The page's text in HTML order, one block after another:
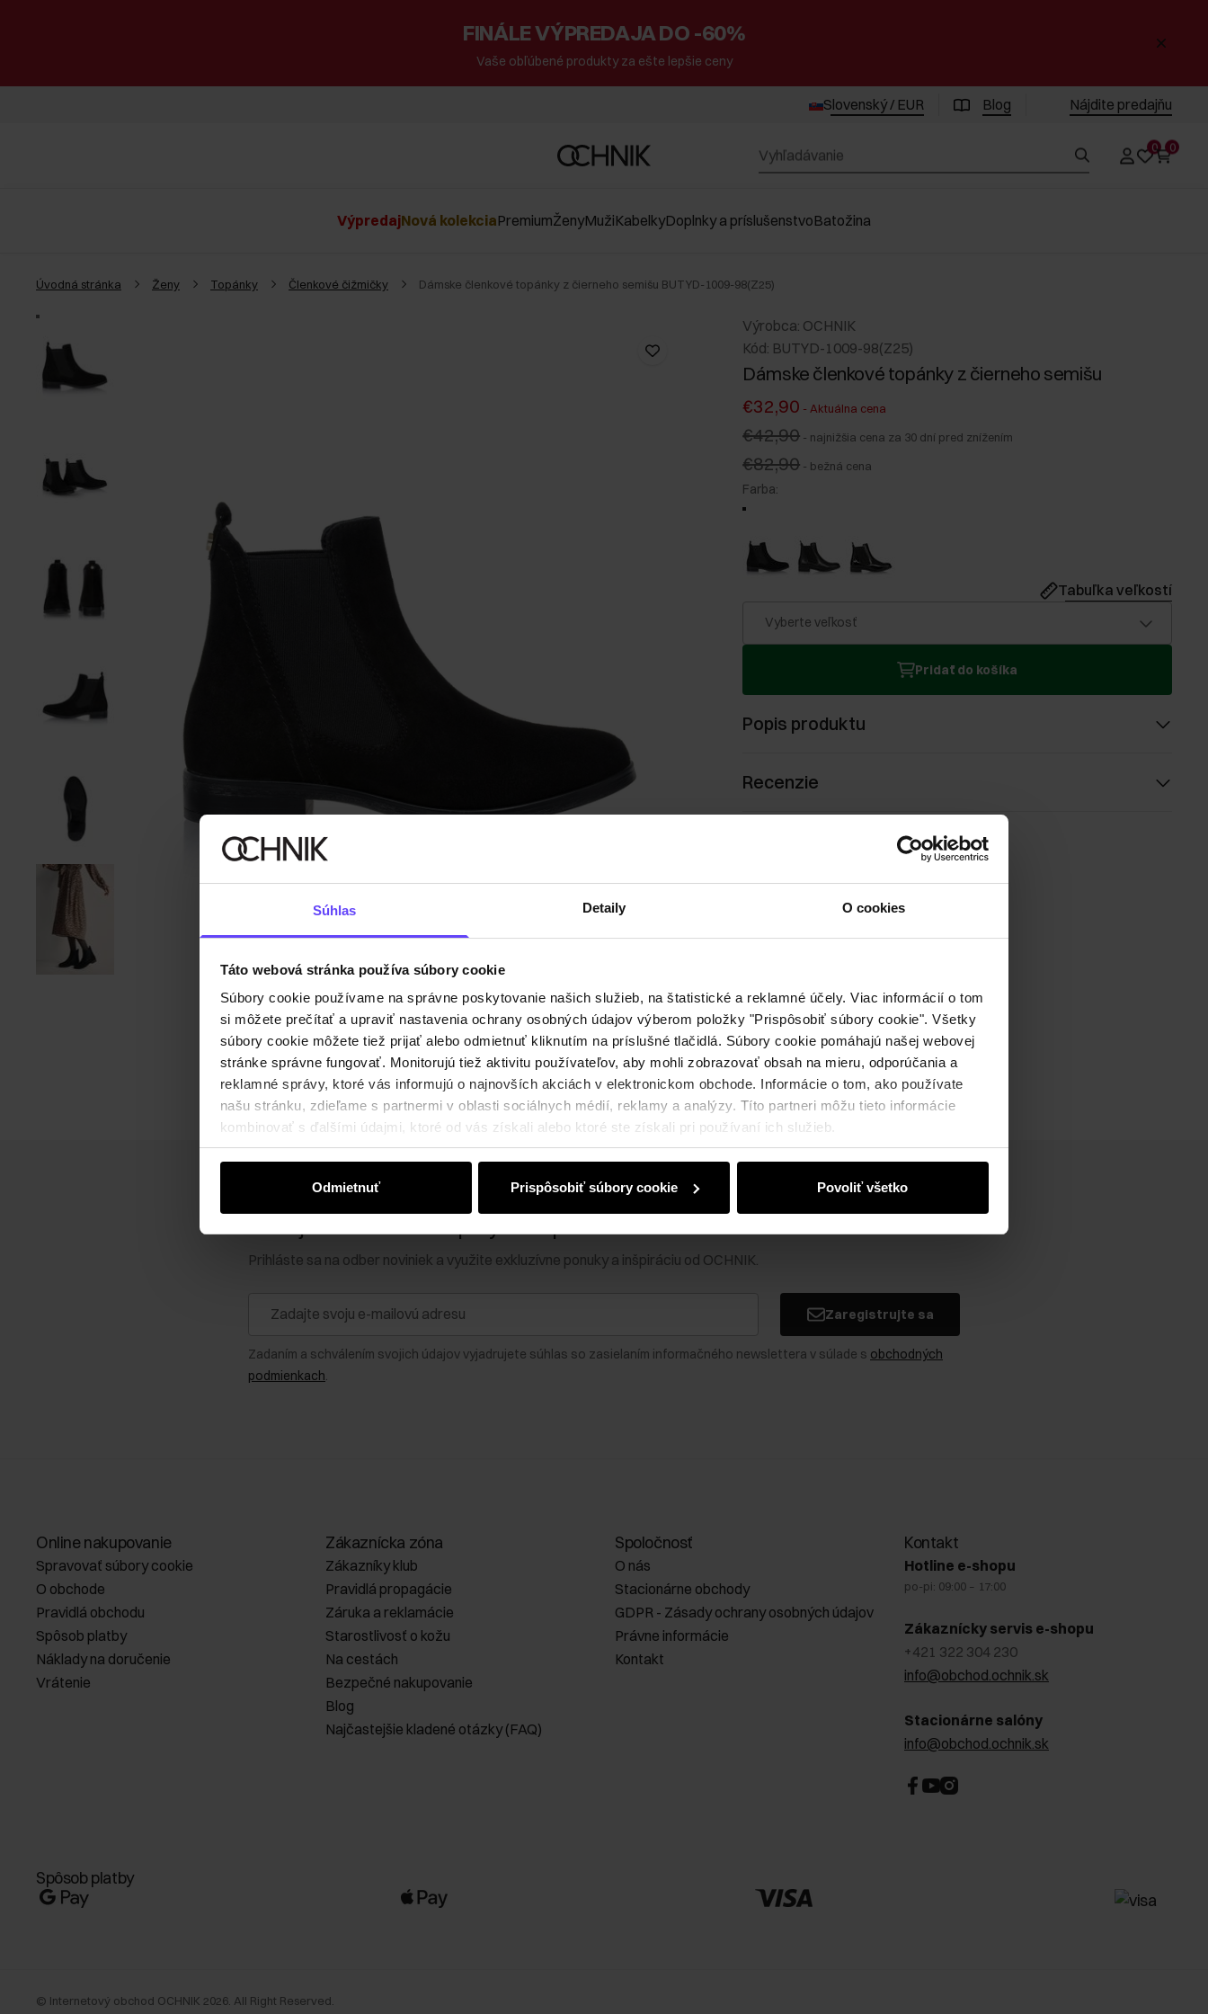
Súhlas Detaily O cookies
Táto webová stránka používa súbory cookie
Súbory cookie používame na správne poskytovanie našich služieb, na štatistické a reklamné účely. Viac informácií o tom
si môžete prečítať a upraviť nastavenia ochrany osobných údajov výberom položky "Prispôsobiť súbory cookie". Všetky
súbory cookie môžete tiež prijať alebo odmietnuť kliknutím na príslušné tlačidlá. Súbory cookie pomáhajú našej webovej
stránke správne fungovať. Monitorujú tiež aktivitu používateľov, aby mohli zobrazovať obsah na mieru, odporúčania a
reklamné správy, ktoré vás informujú o najnovších akciách v elektronickom obchode. Informácie o tom, ako používate
našu stránku, zdieľame s partnermi v oblasti sociálnych médií, reklamy a analýzy. Títo partneri môžu tieto informácie
kombinovať s ďalšími údajmi, ktoré od vás získali alebo ktoré ste získali pri používaní ich služieb.
Odmietnuť Prispôsobiť súbory cookie Povoliť všetko
FINÁLE VÝPREDAJA DO -60%
Vaše obľúbené produkty za ešte lepšie ceny
Slovenský / EUR Blog Nájdite predajňu
0 0
VýpredajNová kolekciaPremiumŽenyMužiKabelkyDoplnky a príslušenstvoBatožina
Úvodná stránka Ženy Topánky Členkové čižmičky Dámske členkové topánky z čierneho semišu BUTYD-1009-98(Z25)
Výrobca: OCHNIK
Kód: BUTYD-1009-98(Z25)
Dámske členkové topánky z čierneho semišu
€32,90 - Aktuálna cena
€42,90 - najnižšia cena za 30 dní pred znížením
€82,90 - bežná cena
Farba:
Tabuľka veľkostí
Vyberte veľkosť
Pridať do košíka
Popis produktu
Recenzie
Prihláste sa na odber noviniek a využite exkluzívne ponuky a inšpiráciu od OCHNIK.
Zaregistrujte sa
Zadaním a schválením svojich údajov vyjadrujete súhlas so zasielaním informačného newslettera v súlade s obchodných
podmienkach.
Online nakupovanie
Spravovať súbory cookie
O obchode
Pravidlá obchodu
Spôsob platby
Náklady na doručenie
Vrátenie
Zákaznícka zóna
Zákazníky klub
Pravidlá propagácie
Záruka a reklamácie
Starostlivosť o kožu
Na cestách
Bezpečné nakupovanie
Blog
Najčastejšie kladené otázky (FAQ)
Spoločnosť
O nás
Stacionárne obchody
GDPR - Zásady ochrany osobných údajov
Právne informácie
Kontakt
Kontakt
Hotline e-shopu
po-pi: 09:00 – 17:00
Zákaznícky servis e-shopu
+421 322 304 230
info@obchod.ochnik.sk
Stacionárne salóny
info@obchod.ochnik.sk
Spôsob platby
© Internetový obchod OCHNIK 2026 . All Right Reserved.